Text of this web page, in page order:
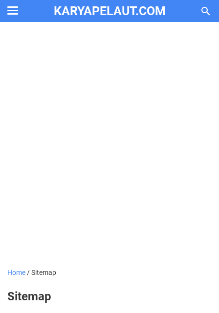
KARYAPELAUT.COM
Home /Sitemap
Sitemap